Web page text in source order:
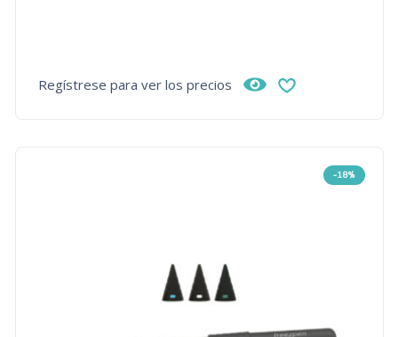
Regístrese para ver los precios
-18%